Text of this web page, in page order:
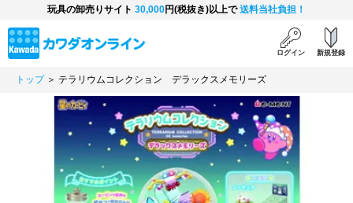
玩具の卸売りサイト 30,000円(税抜き)以上で送料当社負担！
ログイン 新規登録
トップ＞ テラリウムコレクション デラックスメモリーズ